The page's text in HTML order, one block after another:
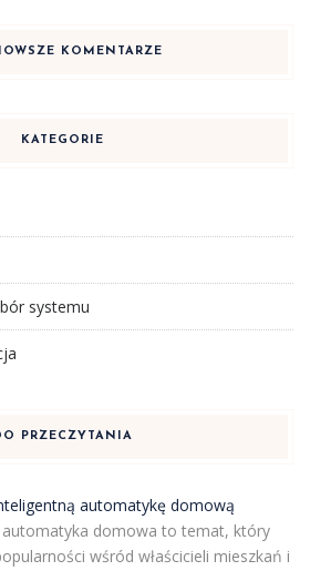
KOMENTARZE
KATEGORIE
systemu
PRZECZYTANIA
automatykę domową
automatyka domowa to temat, który
wśród właścicieli mieszkań i